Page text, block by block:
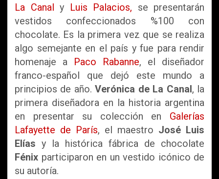
La Canal y Luis Palacios, se presentarán
vestidos confeccionados %100 con
chocolate. Es la primera vez que se realiza
algo semejante en el país y fue para rendir
homenaje a Paco Rabanne, el diseñador
franco-español que dejó este mundo a
principios de año.Verónica de La Canal, la
primera diseñadora en la historia argentina
en presentar su colección en Galerías
Lafayette de París, el maestro José Luis
Elías y la histórica fábrica de chocolate
Fénix participaron en un vestido icónico de
su autoría.